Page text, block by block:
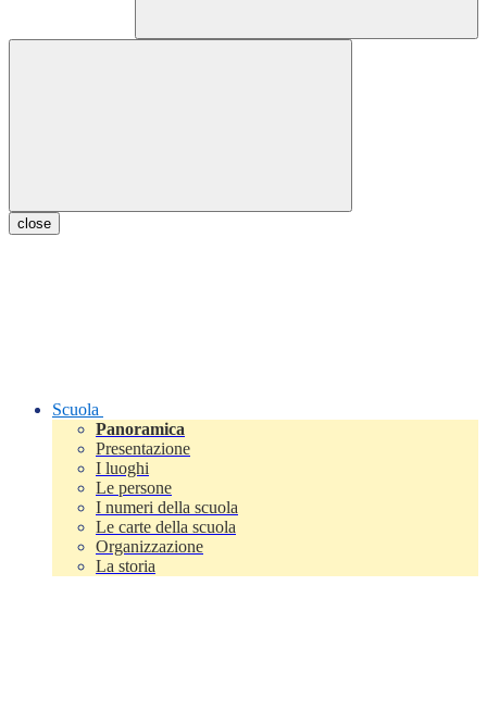
close
Scuola
Panoramica
Presentazione
I luoghi
Le persone
I numeri della scuola
Le carte della scuola
Organizzazione
La storia